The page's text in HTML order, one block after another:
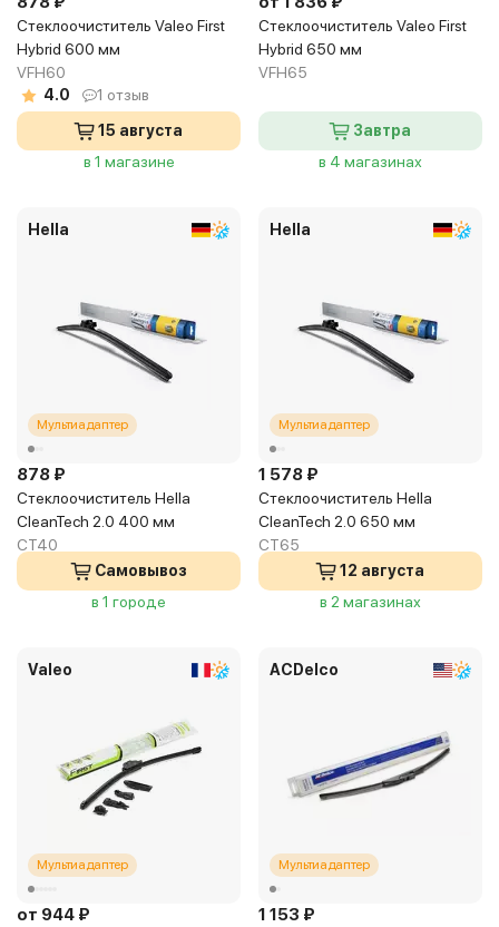
Стеклоочиститель Valeo First
Hybrid 600 мм
VFH60
4.0
1 отзыв
15 августа
в 1 магазине
Стеклоочиститель Valeo First
Hybrid 650 мм
VFH65
Завтра
в 4 магазинах
Hella
Мультиадаптер
878 ₽
Стеклоочиститель Hella
CleanTech 2.0 400 мм
CT40
Самовывоз
в 1 городе
Hella
Мультиадаптер
1 578 ₽
Стеклоочиститель Hella
CleanTech 2.0 650 мм
CT65
12 августа
в 2 магазинах
Valeo
Мультиадаптер
от 944 ₽
ACDelco
Мультиадаптер
1 153 ₽